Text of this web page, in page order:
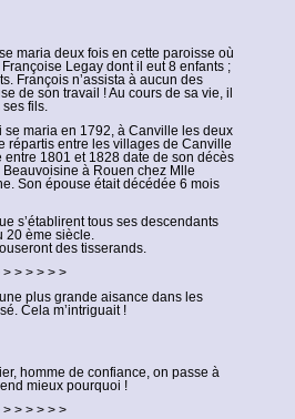
maria deux fois en cette paroisse où
Legay dont il eut 8 enfants ;
François n’assista à aucun des
de son travail ! Au cours de sa vie, il
fils.
maria en 1792, à Canville les deux
répartis entre les villages de Canville
1801 et 1828 date de son décès
à Rouen chez Mlle
Son épouse était décédée 6 mois
s’établirent tous ses descendants
20 ème siècle.
des tisserands.
> > > > >
plus grande aisance dans les
Cela m’intriguait !
homme de confiance, on passe à
mieux pourquoi !
> > > > >